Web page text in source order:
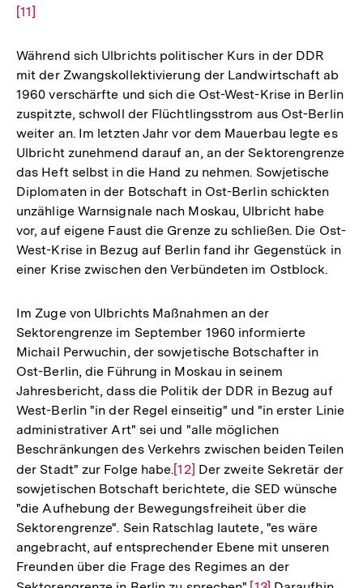
[11]
Während sich Ulbrichts politischer Kurs in der DDR
mit der Zwangskollektivierung der Landwirtschaft ab
1960 verschärfte und sich die Ost-West-Krise in Berlin
zuspitzte, schwoll der Flüchtlingsstrom aus Ost-Berlin
weiter an. Im letzten Jahr vor dem Mauerbau legte es
Ulbricht zunehmend darauf an, an der Sektorengrenze
das Heft selbst in die Hand zu nehmen. Sowjetische
Diplomaten in der Botschaft in Ost-Berlin schickten
unzählige Warnsignale nach Moskau, Ulbricht habe
vor, auf eigene Faust die Grenze zu schließen. Die Ost-
West-Krise in Bezug auf Berlin fand ihr Gegenstück in
einer Krise zwischen den Verbündeten im Ostblock.
Im Zuge von Ulbrichts Maßnahmen an der
Sektorengrenze im September 1960 informierte
Michail Perwuchin, der sowjetische Botschafter in
Ost-Berlin, die Führung in Moskau in seinem
Jahresbericht, dass die Politik der DDR in Bezug auf
West-Berlin "in der Regel einseitig" und "in erster Linie
administrativer Art" sei und "alle möglichen
Beschränkungen des Verkehrs zwischen beiden Teilen
der Stadt" zur Folge habe.Zur
Auflösung
der
Fußnote
[12] Der zweite Sekretär der
sowjetischen Botschaft berichtete, die SED wünsche
"die Aufhebung der Bewegungsfreiheit über die
Sektorengrenze". Sein Ratschlag lautete, "es wäre
angebracht, auf entsprechender Ebene mit unseren
Freunden über die Frage des Regimes an der